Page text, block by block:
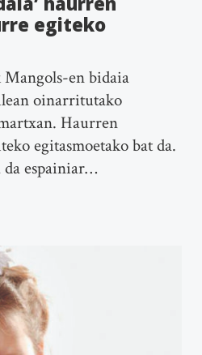
egiteko
Mangols-en bidaia
oinarritutako
Haurren
egitasmoetako bat da.
espainiar…